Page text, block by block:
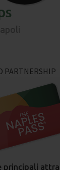
PARTNERSHIP
principali